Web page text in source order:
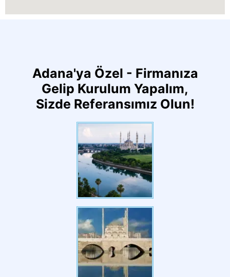
Adana'ya Özel - Firmanıza
Gelip Kurulum Yapalım,
Sizde Referansımız Olun!